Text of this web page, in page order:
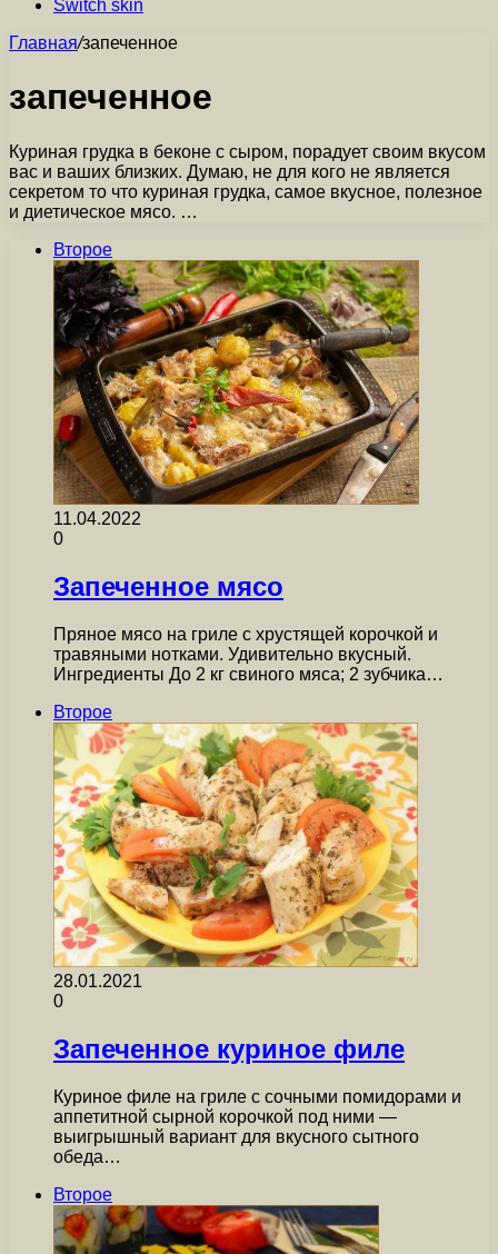
Switch skin
Главная/запеченное
запеченное
Куриная грудка в беконе с сыром, порадует своим вкусом
вас и ваших близких. Думаю, не для кого не является
секретом то что куриная грудка, самое вкусное, полезное
и диетическое мясо. …
Второе
11.04.2022
0
Запеченное мясо
Пряное мясо на гриле с хрустящей корочкой и
травяными нотками. Удивительно вкусный.
Ингредиенты До 2 кг свиного мяса; 2 зубчика…
Второе
28.01.2021
0
Запеченное куриное филе
Куриное филе на гриле с сочными помидорами и
аппетитной сырной корочкой под ними —
выигрышный вариант для вкусного сытного
обеда…
Второе